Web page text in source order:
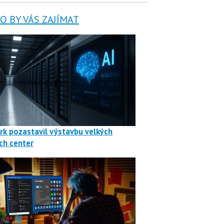
BY VÁS ZAJÍMAT
pozastavil výstavbu velkých
center